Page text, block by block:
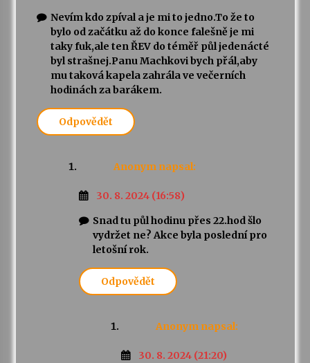
Nevím kdo zpíval a je mi to jedno.To že to
bylo od začátku až do konce falešně je mi
taky fuk,ale ten ŘEV do téměř půl jedenácté
byl strašnej.Panu Machkovi bych přál,aby
mu taková kapela zahrála ve večerních
hodinách za barákem.
Odpovědět
Anonym napsal:
30. 8. 2024 (16:58)
Snad tu půl hodinu přes 22.hod šlo
vydržet ne? Akce byla poslední pro
letošní rok.
Odpovědět
Anonym napsal:
30. 8. 2024 (21:20)